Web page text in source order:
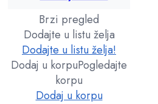
Brzi pregled
Dodajte u listu želja
Dodajte u listu želja!
Dodaj u korpuPogledajte
korpu
Dodaj u korpu